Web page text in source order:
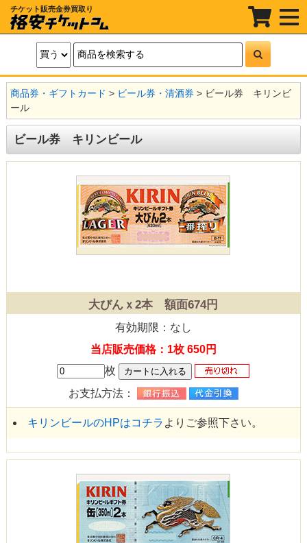
チケット販売金券買取り
t
o
g
n
a
v
a
o
商品券・ギフトカード > ビール券・清酒券 > ビール券 キリンビ
ール
ビール券 キリンビール
大びんｘ2本 額面674円
有効期限：なし
当店販売価格：1枚 650円
枚
お支払方法：
キリンビールのHPはコチラ よりご参照下さい。